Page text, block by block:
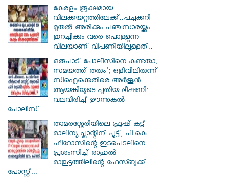
കേരളം രൂക്ഷമായ
വിലക്കയറ്റത്തിലേക്ക്..പച്ചക്കറി
മുതൽ അരിക്കും പഞ്ചസാരയ്ക്കും
ഇറച്ചിക്കും വരെ പൊള്ളുന്ന
വിലയാണ് വിപണിയിലുള്ളത്..
ഒരുപാട് പോലീസിനെ കണ്ടതാ,
സമയത്ത് തരും'; ഒളിവിലിരുന്ന്
സിഐക്കെതിരെ അർജുൻ
ആയങ്കിയുടെ പുതിയ ഭീഷണി:
വലവിരിച്ച് ഊന്നുകൽ
പോലീസ്...
താമരശ്ശേരിയിലെ ഫ്രഷ് കട്ട്
മാലിന്യ പ്ലാന്റിന് പൂട്ട്; പി.കെ.
ഫിറോസിന്റെ ഇടപെടലിനെ
പ്രശംസിച്ച് രാഹുൽ
മാങ്കൂട്ടത്തിലിന്റെ ഫേസ്ബുക്ക്
പോസ്റ്റ്...